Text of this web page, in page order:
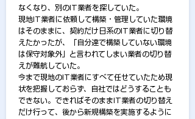
なくなり、別のIT業者を探していた。
現地IT業者に依頼して構築・管理していた環境
はそのままに、契約だけ日系のIT業者に切り替
えたかったが、「自分達で構築していない環境
は保守対象外」と言われてしまい業者の切り替
えが難航していた。
今まで現地のIT業者にすべて任せていたため現
状を把握しておらず、自社ではどうすることも
できない。できればそのままIT業者の切り替え
だけ行って、後から新規構築を実施するように